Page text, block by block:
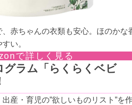
赤ちゃんの衣類も安心。ほのかな
い。
で詳しく見る
グラム「らくらくベビ
出産・育児の”欲しいものリスト”を